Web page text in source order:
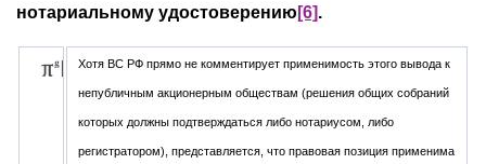
нотариальному удостоверению [6].
Хотя ВС РФ прямо не комментирует применимость этого вывода к
непубличным акционерным обществам (решения общих собраний
которых должны подтверждаться либо нотариусом, либо
регистратором), представляется, что правовая позиция применима